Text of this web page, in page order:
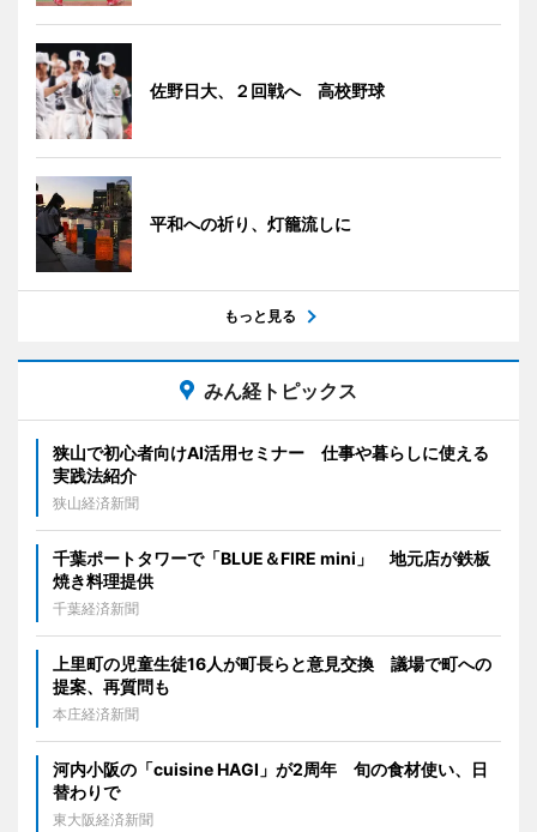
佐野日大、２回戦へ 高校野球
平和への祈り、灯籠流しに
もっと見る
みん経トピックス
狭山で初心者向けAI活用セミナー 仕事や暮らしに使える
実践法紹介
狭山経済新聞
千葉ポートタワーで「BLUE＆FIRE mini」 地元店が鉄板
焼き料理提供
千葉経済新聞
上里町の児童生徒16人が町長らと意見交換 議場で町への
提案、再質問も
本庄経済新聞
河内小阪の「cuisine HAGI」が2周年 旬の食材使い、日
替わりで
東大阪経済新聞